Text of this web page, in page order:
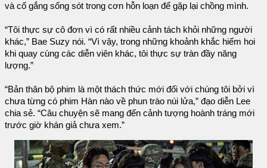
và cố gắng sống sót trong cơn hỗn loạn để gặp lại chồng mình.
“Tôi thực sự cô đơn vì có rất nhiều cảnh tách khỏi những người
khác,” Bae Suzy nói. “Vì vậy, trong những khoảnh khắc hiếm hoi
khi quay cùng các diễn viên khác, tôi thực sự tràn đầy năng
lượng.”
“Bản thân bộ phim là một thách thức mới đối với chúng tôi bởi vì
chưa từng có phim Hàn nào về phun trào núi lửa,” đạo diễn Lee
chia sẻ. “Câu chuyện sẽ mang đến cảnh tượng hoành tráng mới
trước giờ khán giả chưa xem.”